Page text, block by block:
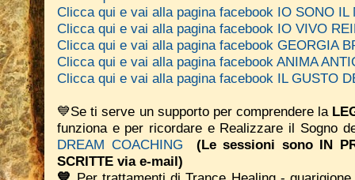
Clicca qui e vai alla pagina facebook IO SONO IL
Clicca qui e vai alla pagina facebook IO VIVO
Clicca qui e vai alla pagina facebook GEORGIA
Clicca qui e vai alla pagina facebook ANIMA
Clicca qui e vai alla pagina facebook IL GUSTO
💙Se ti serve un supporto per comprendere la
funziona e per ricordare e Realizzare il Sogno
DREAM COACHING
(Le sessioni sono IN
SCRITTE via e-mail)